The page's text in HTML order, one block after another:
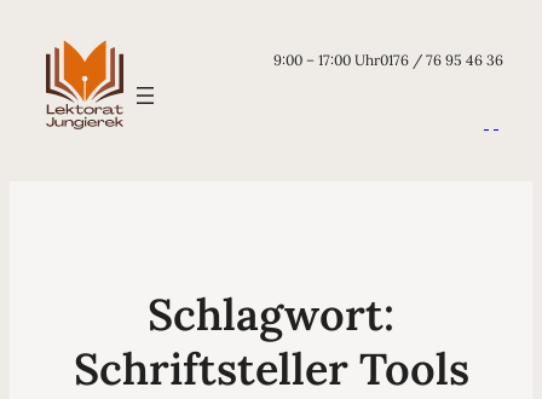
9:00 – 17:00 Uhr0176 / 76 95 46 36
Schlagwort:
Schriftsteller Tools